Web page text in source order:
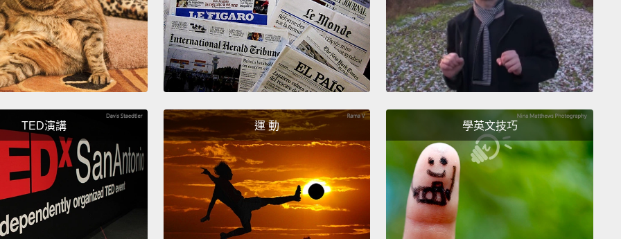
不是「倫」。是馬卡龍。
Macarons.
馬卡龍。
Yeah. Yeah!
對。對!
好。
I think I have some street cred with macarons.
famous piece, Red Velvet cookies, Fruity Pebble cookies.
TED演講 運 動 學英文技巧